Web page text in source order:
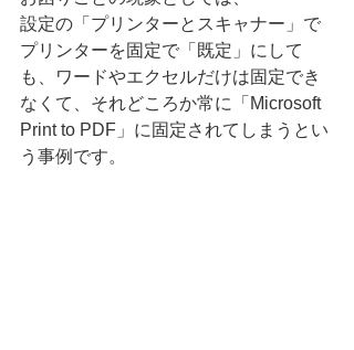
設定の「プリンターとスキャナー」で
プリンターを固定で「既定」にして
も、ワードやエクセルだけは固定でき
なくて、それどころか常に「Microsoft
Print to PDF」に固定されてしまうとい
う事例です。